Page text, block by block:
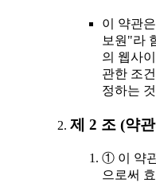
이 약관
보원"라
의 웹사
관한 조
정하는
제 2 조 (약
① 이 약
으로써